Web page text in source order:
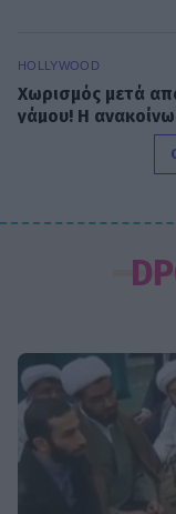
HOLLYWOOD
Χωρισμός μετά
γάμου! Η
Διακοπές στη
Κατερίνα
SHOWBIZ
Βασίλης
Γάμος για τους
του Mega - Πότε